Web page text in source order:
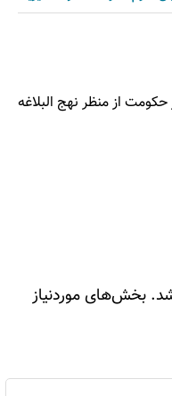
از منظر نهج البلاغه
بخش‌های موردنیاز